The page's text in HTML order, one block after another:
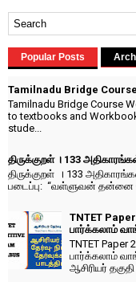
Popular Posts
Tamilnadu Bridge
Tamilnadu Bridge Course
to textbooks and
stude...
திருக்குறள் । 133
திருக்குறள் । 133
படைப்பு: “வள்ளுவன் தன்னை
TNTET
பார்க்கலாம்
TNTET Paper
பார்க்கலாம்
ஆசிரியர் தகுதி